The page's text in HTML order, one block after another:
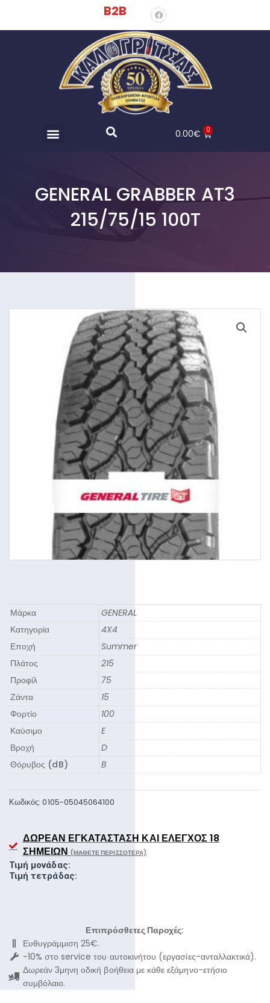
B2B
0.00€ 0
GENERAL GRABBER AT3
215/75/15 100T
Μάρκα
GENERAL
Κατηγορία
4X4
Εποχή
Summer
Πλάτος
215
Προφίλ
75
Ζάντα
15
Φορτίο
100
Καύσιμο
E
Βροχή
D
Θόρυβος (dB)
B
Κωδικός:0105-05045064100
ΔΩΡΕΆΝ ΕΓΚΑΤΆΣΤΑΣΗ ΚΑΙ ΈΛΕΓΧΟΣ 18
ΣΗΜΕΊΩΝ (ΜΆΘΕΤΕ ΠΕΡΙΣΣΌΤΕΡΑ)
Τιμή μονάδας:
Τιμή τετράδας:
Επιπρόσθετες Παροχές:
Ευθυγράμμιση 25€.
-10% στο service του αυτοκινήτου (εργασίες-ανταλλακτικά).
Δωρεάν 3μηνη οδική βοήθεια με κάθε εξάμηνο-ετήσιο
συμβόλαιο.